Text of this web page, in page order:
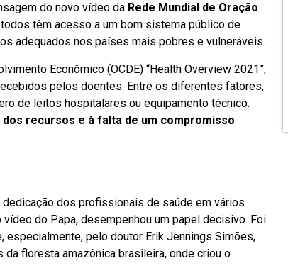
do novo vídeo da Rede Mundial de Oração
têm acesso a um bom sistema público de
adequados nos países mais pobres e vulneráveis.
Econômico (OCDE) “Health Overview 2021”,
pelos doentes. Entre os diferentes fatores,
de leitos hospitalares ou equipamento técnico.
recursos e à falta de um compromisso
dos profissionais de saúde em vários
do Papa, desempenhou um papel decisivo. Foi
pelo doutor Erik Jennings Simões,
floresta amazônica brasileira, onde criou o